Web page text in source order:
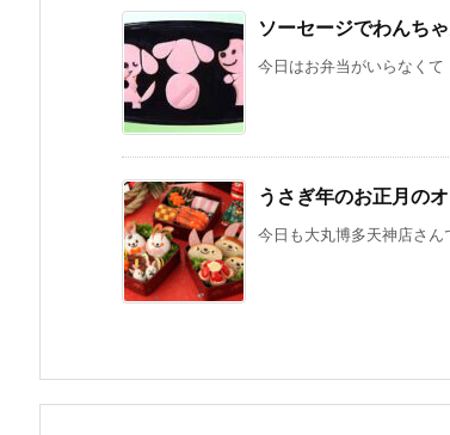
ソーセージでわんち
今日はお弁当がいらなく
うさぎ年のお正月の
今日も大丸博多天神店さ